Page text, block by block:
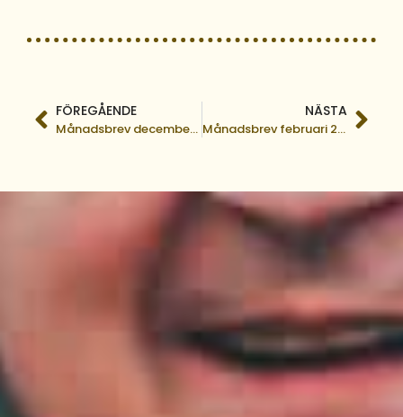
FÖREGÅENDE
Månadsbrev december 2019
NÄSTA
Månadsbrev februari 2020